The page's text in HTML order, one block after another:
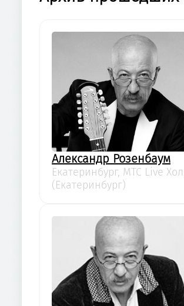
Александр Розенбаум
Екатеринбург, MTC Live
(Екатеринбург)